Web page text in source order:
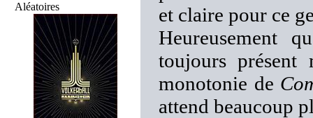
Aléatoires
et claire pour ce
Heureusement
toujours
monotonie de
attend beaucoup